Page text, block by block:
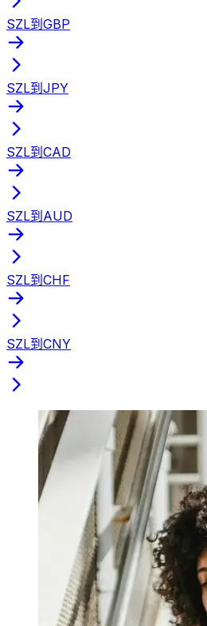
SZL到GBP
SZL到JPY
SZL到CAD
SZL到AUD
SZL到CHF
SZL到CNY